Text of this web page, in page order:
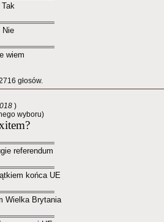
Nie
wiem
głosów.
)
wyboru)
referendum
końca UE
Wielka Brytania